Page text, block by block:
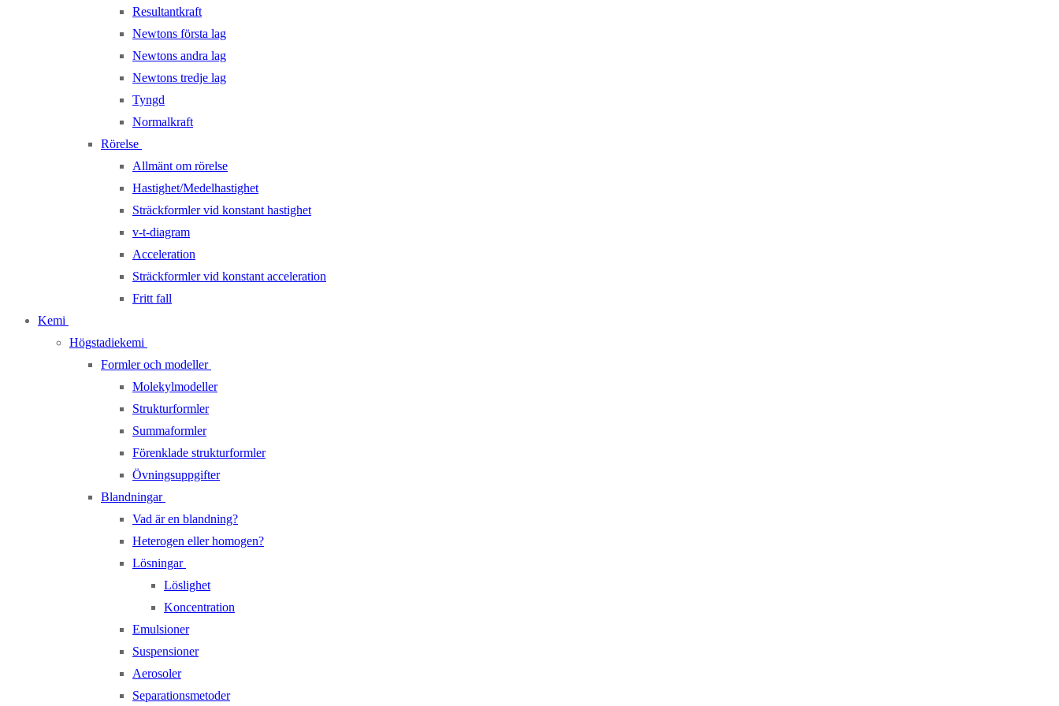
Resultantkraft
Newtons första lag
Newtons andra lag
Newtons tredje lag
Tyngd
Normalkraft
Rörelse
Allmänt om rörelse
Hastighet/Medelhastighet
Sträckformler vid konstant hastighet
v-t-diagram
Acceleration
Sträckformler vid konstant acceleration
Fritt fall
Kemi
Högstadiekemi
Formler och modeller
Molekylmodeller
Strukturformler
Summaformler
Förenklade strukturformler
Övningsuppgifter
Blandningar
Vad är en blandning?
Heterogen eller homogen?
Lösningar
Löslighet
Koncentration
Emulsioner
Suspensioner
Aerosoler
Separationsmetoder